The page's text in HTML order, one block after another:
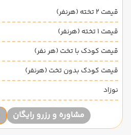
قیمت 2 تخته (هرنفر)
قیمت 1 تخته (هرنفر)
قیمت کودک با تخت (هر نفر)
قیمت کودک بدون تخت (هرنفر)
نوزاد
مشاوره و رزرو رایگان